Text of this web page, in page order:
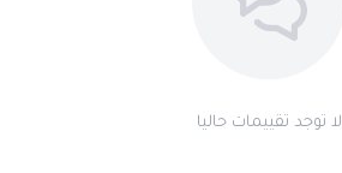
لا توجد تقييمات حاليا